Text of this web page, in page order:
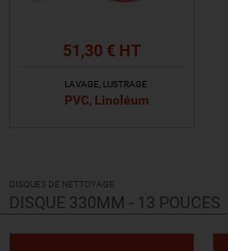
51,30 € HT
LAVAGE, LUSTRAGE
PVC, Linoléum
DISQUES DE NETTOYAGE
DISQUE 330MM - 13 POUCES